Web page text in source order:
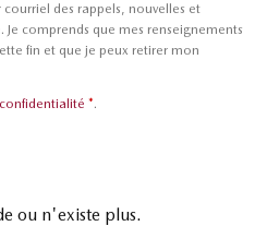
courriel des rappels, nouvelles et
comprends que mes renseignements
fin et que je peux retirer mon
*.
ou n'existe plus.